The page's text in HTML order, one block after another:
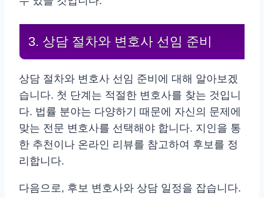
3. 상담 절차와 변호사 선임 준비
상담 절차와 변호사 선임 준비에 대해 알아보겠
습니다. 첫 단계는 적절한 변호사를 찾는 것입니
다. 법률 분야는 다양하기 때문에 자신의 문제에
맞는 전문 변호사를 선택해야 합니다. 지인을 통
한 추천이나 온라인 리뷰를 참고하여 후보를 정
리합니다.
다음으로, 후보 변호사와 상담 일정을 잡습니다.